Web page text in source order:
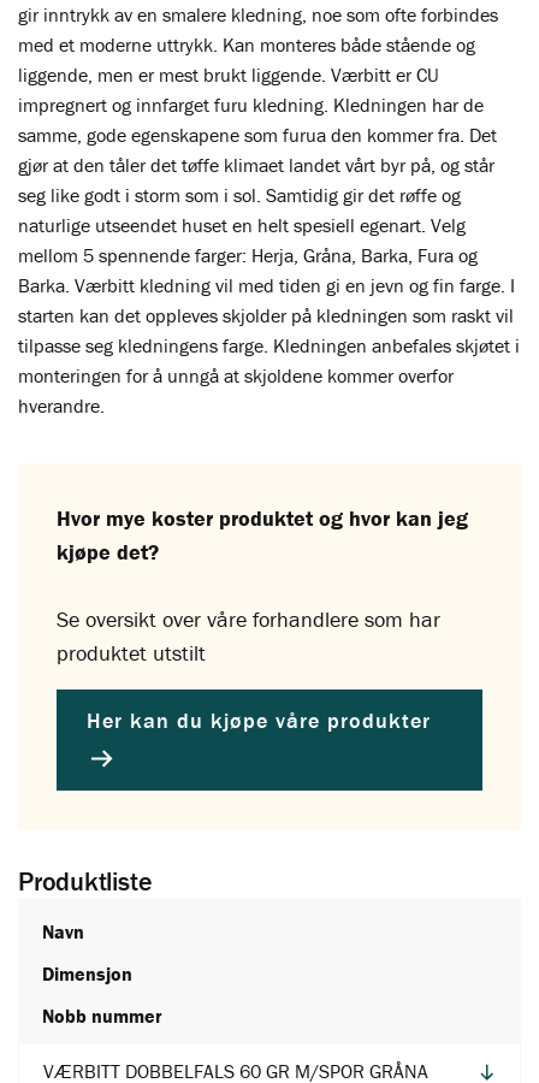
gir inntrykk av en smalere kledning, noe som ofte forbindes
med et moderne uttrykk. Kan monteres både stående og
liggende, men er mest brukt liggende. Værbitt er CU
impregnert og innfarget furu kledning. Kledningen har de
samme, gode egenskapene som furua den kommer fra. Det
gjør at den tåler det tøffe klimaet landet vårt byr på, og står
seg like godt i storm som i sol. Samtidig gir det røffe og
naturlige utseendet huset en helt spesiell egenart. Velg
mellom 5 spennende farger: Herja, Gråna, Barka, Fura og
Barka. Værbitt kledning vil med tiden gi en jevn og fin farge. I
starten kan det oppleves skjolder på kledningen som raskt vil
tilpasse seg kledningens farge. Kledningen anbefales skjøtet i
monteringen for å unngå at skjoldene kommer overfor
hverandre.
Hvor mye koster produktet og hvor kan jeg
kjøpe det?
Se oversikt over våre forhandlere som har
produktet utstilt
Her kan du kjøpe våre produkter
Produktliste
Navn
Dimensjon
Nobb nummer
VÆRBITT DOBBELFALS 60 GR M/SPOR GRÅNA